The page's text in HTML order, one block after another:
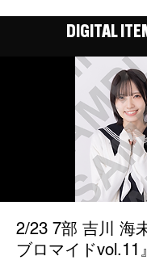
DIGITAL
2/23 7部 吉川 海
ブロマイドvol.11